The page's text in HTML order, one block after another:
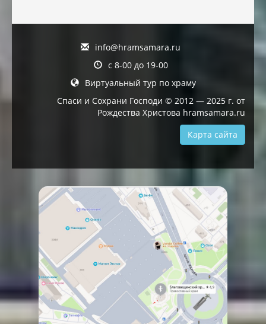
info@hramsamara.ru
с 8-00 до 19-00
Виртуальный тур по храму
Спаси и Сохрани Господи © 2012 — 2025 г. от
Рождества Христова hramsamara.ru
Карта сайта